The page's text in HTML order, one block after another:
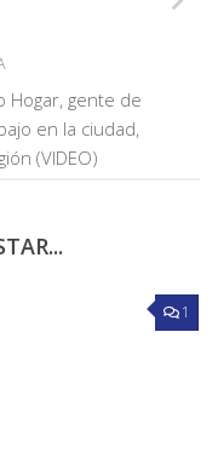
Hogar, gente de
en la ciudad,
(VIDEO)
1